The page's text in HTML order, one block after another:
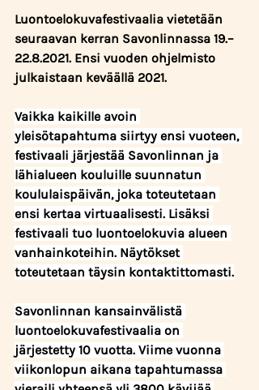
Luontoelokuvafestivaalia vietetään
seuraavan kerran Savonlinnassa 19.–
22.8.2021. Ensi vuoden ohjelmisto
julkaistaan keväällä 2021.
Vaikka kaikille avoin
yleisötapahtuma siirtyy ensi vuoteen,
festivaali järjestää Savonlinnan ja
lähialueen kouluille suunnatun
koululaispäivän, joka toteutetaan
ensi kertaa virtuaalisesti. Lisäksi
festivaali tuo luontoelokuvia alueen
vanhainkoteihin. Näytökset
toteutetaan täysin kontaktittomasti.
Savonlinnan kansainvälistä
luontoelokuvafestivaalia on
järjestetty 10 vuotta. Viime vuonna
viikonlopun aikana tapahtumassa